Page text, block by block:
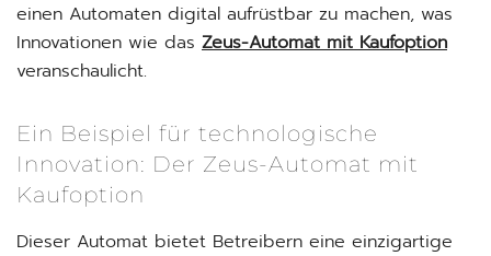
einen Automaten digital aufrüstbar zu machen, was
Innovationen wie das Zeus-Automat mit Kaufoption
veranschaulicht.
Ein Beispiel für technologische
Innovation: Der Zeus-Automat mit
Kaufoption
Dieser Automat bietet Betreibern eine einzigartige